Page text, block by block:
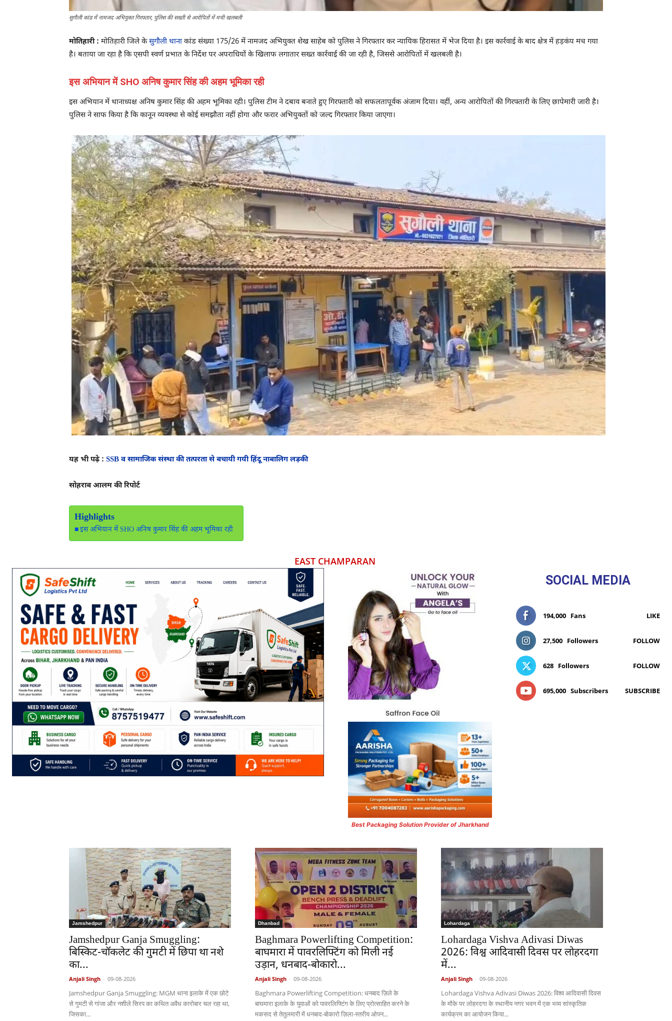
सुगौली कांड में नामजद अभियुक्त गिरफ्तार, पुलिस की सख्ती से आरोपितों में मची खलबली
मोतिहारी : मोतिहारी जिले केसुगौली थानाकांड संख्या 175/26 में नामजद अभियुक्त शेख साहेब को पुलिस ने गिरफ्तार कर न्यायिक हिरासत में भेज दिया है। इस कार्रवाई के बाद क्षेत्र में हड़कंप मच गया
है। बताया जा रहा है कि एसपी स्वर्ण प्रभात के निर्देश पर अपराधियों के खिलाफ लगातार सख्त कार्रवाई की जा रही है, जिससे आरोपितों में खलबली है।
इस अभियान में SHO अनिष कुमार सिंह की अहम भूमिका रही
इस अभियान में थानाध्यक्ष अनिष कुमार सिंह की अहम भूमिका रही। पुलिस टीम ने दबाव बनाते हुए गिरफ्तारी को सफलतापूर्वक अंजाम दिया। वहीं, अन्य आरोपितों की गिरफ्तारी के लिए छापेमारी जारी है।
पुलिस ने साफ किया है कि कानून व्यवस्था से कोई समझौता नहीं होगा और फरार अभियुक्तों को जल्द गिरफ्तार किया जाएगा।
यह भी पढ़े : SSB व सामाजिक संस्था की तत्परता से बचायी गयी हिंदू नाबालिग लड़की
सोहराब आलम की रिपोर्ट
Highlights
इस अभियान में SHO अनिष कुमार सिंह की अहम भूमिका रही
EAST CHAMPARAN
Best Packaging Solution Provider of Jharkhand
SOCIAL MEDIA
194,000 Fans LIKE
27,500 Followers FOLLOW
628 Followers FOLLOW
695,000 Subscribers SUBSCRIBE
Jamshedpur
Jamshedpur Ganja Smuggling:
बिस्किट-चॉकलेट की गुमटी में छिपा था नशे
का...
Anjali Singh - 09-08-2026
Jamshedpur Ganja Smuggling: MGM थाना इलाके में एक छोटे
से गुमटी से गांजा और नशीले सिरप का कथित अवैध कारोबार चल रहा था,
जिसका...
Dhanbad
Baghmara Powerlifting Competition:
बाघमारा में पावरलिफ्टिंग को मिली नई
उड़ान, धनबाद-बोकारो...
Anjali Singh - 09-08-2026
Baghmara Powerlifting Competition: धनबाद ज़िले के
बाघमारा इलाके के युवाओं को पावरलिफ्टिंग के लिए प्रोत्साहित करने के
मकसद से तेतुलमारी में धनबाद-बोकारो ज़िला-स्तरीय ओपन...
Lohardaga
Lohardaga Vishva Adivasi Diwas
2026: विश्व आदिवासी दिवस पर लोहरदगा
में...
Anjali Singh - 09-08-2026
Lohardaga Vishva Adivasi Diwas 2026: विश्व आदिवासी दिवस
के मौके पर लोहरदगा के स्थानीय नगर भवन में एक भव्य सांस्कृतिक
कार्यक्रम का आयोजन किया...